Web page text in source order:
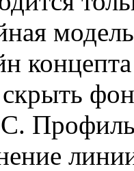
Профиль